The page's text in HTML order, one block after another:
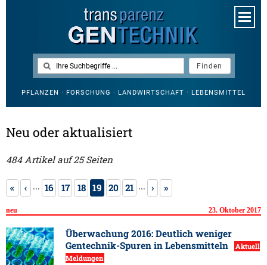
PFLANZEN · FORSCHUNG · LANDWIRTSCHAFT · LEBENSMITTEL
Neu oder aktualisiert
484 Artikel auf 25 Seiten
« ‹ ... 16 17 18 19 20 21 ... › »
neu 23. Oktober 2017
Überwachung 2016: Deutlich weniger
Gentechnik-Spuren in Lebensmitteln
Aktuell
Meldungen